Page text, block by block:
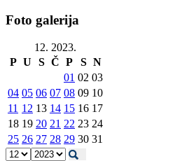
Foto galerija
12. 2023.
P U S Č P S N
01 02 03
04 05 06 07 08 09 10
11 12 13 14 15 16 17
18 19 20 21 22 23 24
25 26 27 28 29 30 31